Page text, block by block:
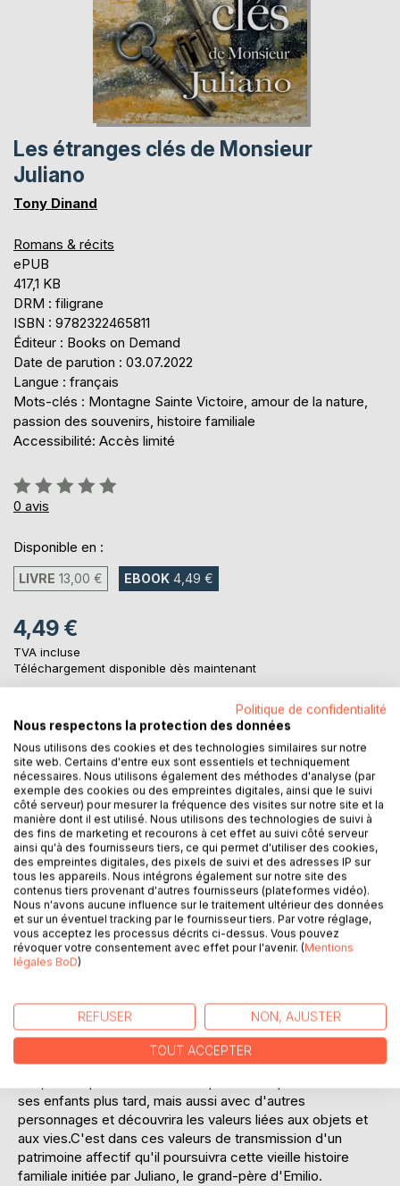
Les étranges clés de Monsieur
Juliano
Tony Dinand
Romans & récits
ePUB
417,1 KB
DRM : filigrane
ISBN : 9782322465811
Éditeur : Books on Demand
Date de parution : 03.07.2022
Langue : français
Mots-clés : Montagne Sainte Victoire, amour de la nature,
passion des souvenirs, histoire familiale
Accessibilité: Accès limité
Évaluation:
0%
0 avis
Disponible en :
LIVRE 13,00 € EBOOK 4,49 €
4,49 €
TVA incluse
Téléchargement disponible dès maintenant
AJOUTER AU PANIER
Ajouter à ma liste d'envies
Laisser un avis
DESCRIPTION
Victoire, Antoine rencontre Emilio, qui va lui faire cadeau de
deux clés qui ouvrent l'esprit ,de ceux qui les reçoivent, à
la joie de l'existence, au bonheur des souvenirs et permet
de retrouver des valeurs d'antan. Antoine en fera à son
ses enfants plus tard, mais aussi avec d'autres
personnages et découvrira les valeurs liées aux objets et
aux vies.C'est dans ces valeurs de transmission d'un
patrimoine affectif qu'il poursuivra cette vieille histoire
familiale initiée par Juliano, le grand-père d'Emilio.
Politique de confidentialité
Nous respectons la protection des données
Nous utilisons des cookies et des technologies similaires sur notre
site web. Certains d'entre eux sont essentiels et techniquement
nécessaires. Nous utilisons également des méthodes d'analyse (par
exemple des cookies ou des empreintes digitales, ainsi que le suivi
côté serveur) pour mesurer la fréquence des visites sur notre site et la
manière dont il est utilisé. Nous utilisons des technologies de suivi à
des fins de marketing et recourons à cet effet au suivi côté serveur
ainsi qu'à des fournisseurs tiers, ce qui permet d'utiliser des cookies,
des empreintes digitales, des pixels de suivi et des adresses IP sur
tous les appareils. Nous intégrons également sur notre site des
contenus tiers provenant d'autres fournisseurs (plateformes vidéo).
Nous n'avons aucune influence sur le traitement ultérieur des données
et sur un éventuel tracking par le fournisseur tiers. Par votre réglage,
vous acceptez les processus décrits ci-dessus. Vous pouvez
révoquer votre consentement avec effet pour l'avenir. (Mentions
légales BoD)
REFUSER NON, AJUSTER
TOUT ACCEPTER